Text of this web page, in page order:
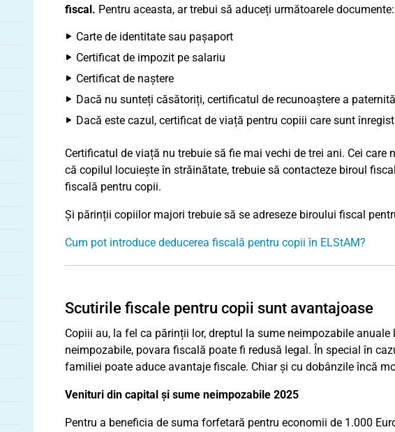
fiscal. Pentru aceasta, ar trebui să aduceți următoarele documente:
Carte de identitate sau pașaport
Certificat de impozit pe salariu
Certificat de naștere
Dacă nu sunteți căsătoriți, certificatul de recunoaștere a
Dacă este cazul, certificat de viață pentru copiii care sunt
Certificatul de viață nu trebuie să fie mai vechi de trei ani. Cei
că copilul locuiește în străinătate, trebuie să contacteze biroul
fiscală pentru copii.
Și părinții copiilor majori trebuie să se adreseze biroului fiscal
Cum pot introduce deducerea fiscală pentru copii în ELStAM?
Scutirile fiscale pentru copii sunt avantajoase
Copiii au, la fel ca părinții lor, dreptul la sume neimpozabile
neimpozabile, povara fiscală poate fi redusă legal. În special în
familiei poate aduce avantaje fiscale. Chiar și cu dobânzile încă
Venituri din capital și sume neimpozabile 2025
Pentru a beneficia de suma forfetară pentru economii de 1.000